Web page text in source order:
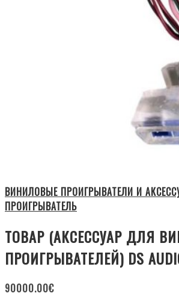
ВИНИЛОВЫЕ ПРОИГРЫВАТЕЛИ И
ПРОИГРЫВАТЕЛЬ
ТОВАР (АКСЕССУАР ДЛЯ
ПРОИГРЫВАТЕЛЕЙ) DS
90000.00€